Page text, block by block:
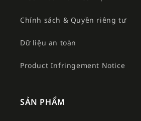
Chính sách & Quyền riêng tư
Dữ liệu an toàn
Product Infringement Notice
SẢN PHẨM